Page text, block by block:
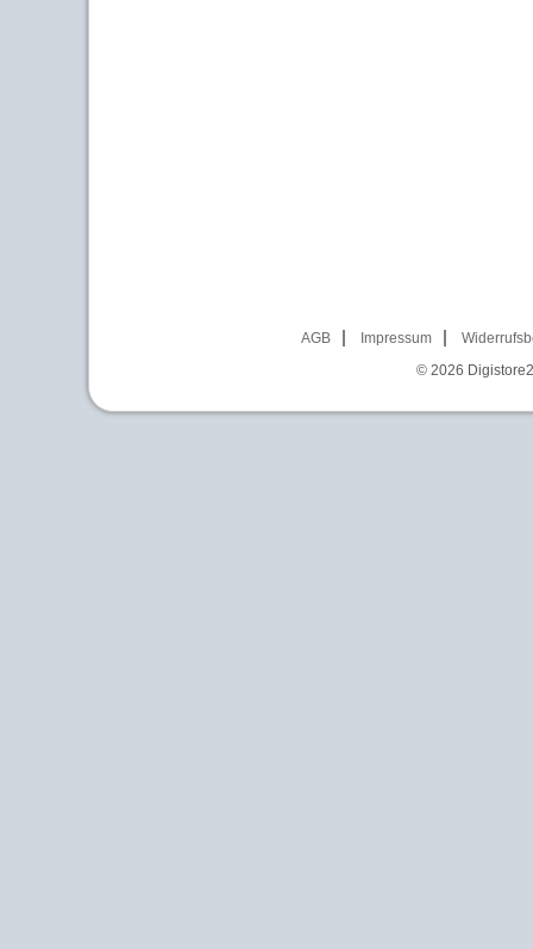
AGB Impressum
© 2026